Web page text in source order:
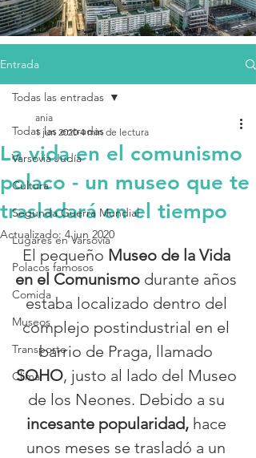
Entrada
Todas las entradas
Varsovia Judía
Cultura
Segunda Guerra Mundial
Lugares en Varsovia
Polacos famosos
Comida
Museos
Transporte
Clima
Todas las entradas
La vida en el comunismo
polaco - un museo que te
trasladará en el tiempo
ania
1 jun 2020 4 min de lectura
Actualizado: 4 jun 2020
El pequeño Museo de la Vida
en el Comunismo durante años
estaba localizado dentro del
complejo postindustrial en el
barrio de Praga, llamado
SOHO, justo al lado del Museo
de los Neones. Debido a su
incesante popularidad, hace
unos meses se trasladó a un